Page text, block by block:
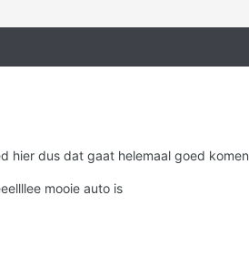
hier dus dat gaat helemaal goed komen
mooie auto is